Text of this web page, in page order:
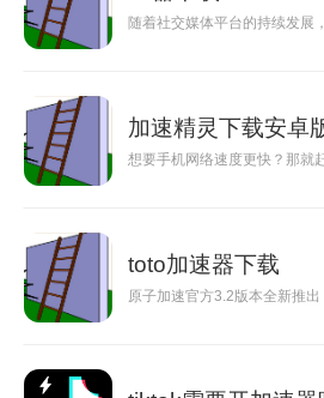
随着社交媒体平台的持续发展
加速精灵下载安卓
想要手机网络速度更快？那就
toto加速器下载
原子加速官方3.2版本全新推